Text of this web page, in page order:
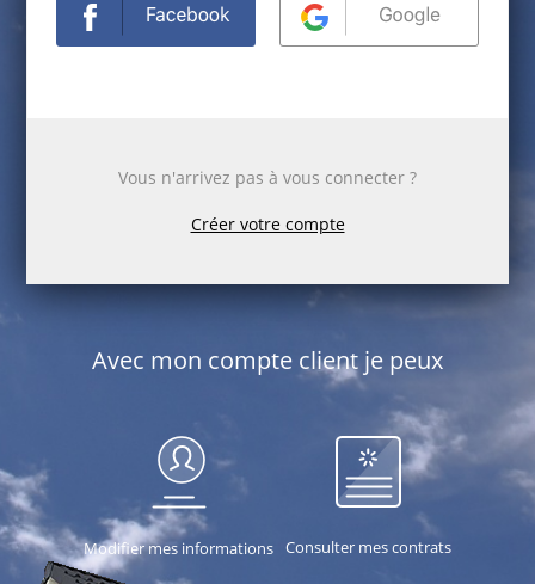
Vous n'arrivez pas à vous connecter ?
Créer votre compte
Avec mon compte client je peux
Modifier mes informations Consulter mes contrats